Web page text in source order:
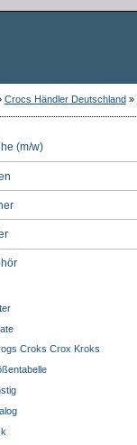
Crocs Händler Deutschland»
(m/w)
Croks Crox Kroks